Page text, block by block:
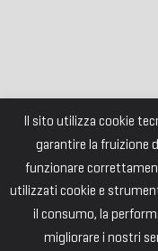
Il sito utilizza cookie
garantire la fruizione
funzionare
utilizzati cookie e
il consumo, la
migliorare i nostri